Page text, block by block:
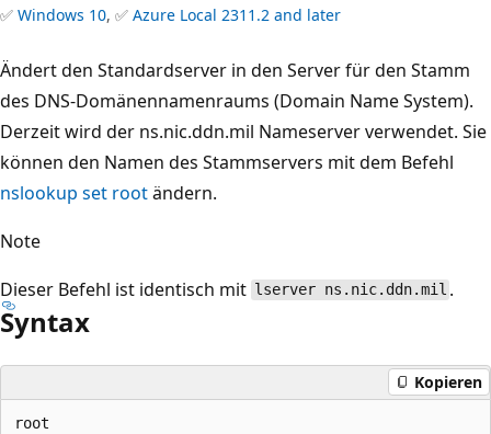
✅ Windows 10, ✅ Azure Local 2311.2 and later
Ändert den Standardserver in den Server für den Stamm
des DNS-Domänennamenraums (Domain Name System).
Derzeit wird der ns.nic.ddn.mil Nameserver verwendet. Sie
können den Namen des Stammservers mit dem Befehl
nslookup set rootändern.
Note
Dieser Befehl ist identisch mit lserver ns.nic.ddn.mil .
Syntax
Kopieren